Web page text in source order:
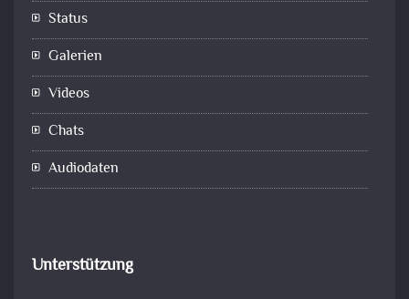
Status
Galerien
Videos
Chats
Audiodaten
Unterstützung